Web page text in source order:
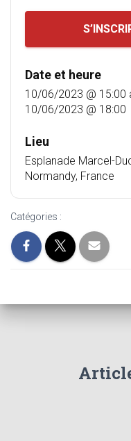
Date et heure
10/06/2023 @ 15:00
10/06/2023 @ 18:00
Lieu
Esplanade Marcel-
Normandy, France
Catégories :